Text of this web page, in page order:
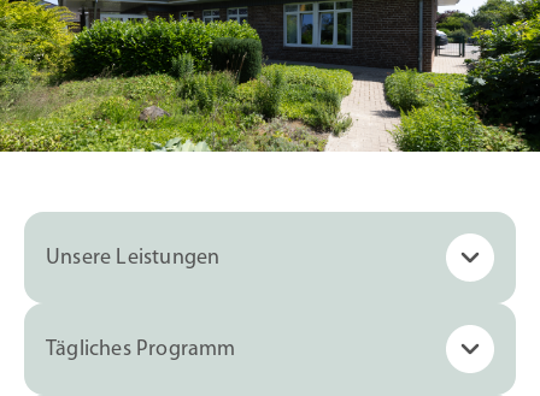
Unsere Leistungen
Tägliches Programm